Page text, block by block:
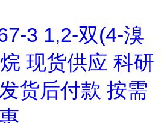
3 1,2-双(4-溴
现货供应 科研
货后付款 按需